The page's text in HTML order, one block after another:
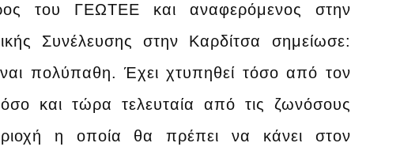
του ΓΕΩΤΕΕ και αναφερόμενος στην
Συνέλευσης στην Καρδίτσα σημείωσε:
πολύπαθη. Έχει χτυπηθεί τόσο από τον
και τώρα τελευταία από τις ζωνόσους
η οποία θα πρέπει να κάνει στον